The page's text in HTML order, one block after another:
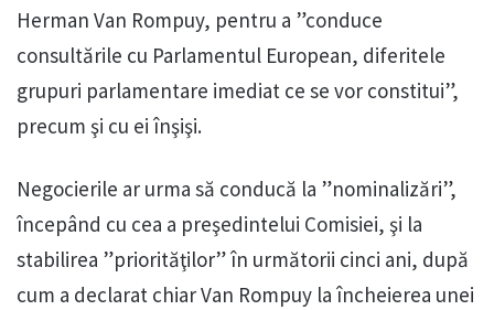
Herman Van Rompuy, pentru a ”conduce
consultările cu Parlamentul European, diferitele
grupuri parlamentare imediat ce se vor constitui”,
precum şi cu ei înşişi.
Negocierile ar urma să conducă la ”nominalizări”,
începând cu cea a preşedintelui Comisiei, şi la
stabilirea ”priorităţilor” în următorii cinci ani, după
cum a declarat chiar Van Rompuy la încheierea unei